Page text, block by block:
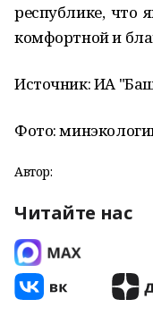
республике, что
комфортной и
Источник: ИА
Фото:
Автор:
Читайте нас